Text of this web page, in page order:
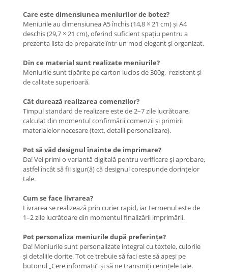
Care este dimensiunea meniurilor de botez?
Meniurile au dimensiunea A5 închis (14,8 × 21 cm) și A4
deschis (29,7 × 21 cm), oferind suficient spațiu pentru a
prezenta lista de preparate într-un mod elegant și organizat.
Din ce material sunt realizate meniurile?
Meniurile sunt tipărite pe carton lucios de 300g, rezistent și
de calitate superioară.
Cât durează realizarea comenzilor?
Timpul standard de realizare este de 2–7 zile lucrătoare,
calculat din momentul confirmării comenzii și primirii
materialelor necesare (text, detalii personalizare).
Pot să văd designul înainte de imprimare?
Da! Vei primi o variantă digitală pentru verificare și aprobare,
astfel încât să fii sigur(ă) că designul corespunde dorințelor
tale.
Cum se face livrarea?
Livrarea se realizează prin curier rapid, iar termenul este de
1–2 zile lucrătoare din momentul finalizării imprimării.
Pot personaliza meniurile după preferințe?
Da! Meniurile sunt personalizate integral cu textele, culorile
și detaliile dorite. Tot ce trebuie să faci este să apeși pe
butonul „Cere informații” și să ne transmiți cerințele tale.